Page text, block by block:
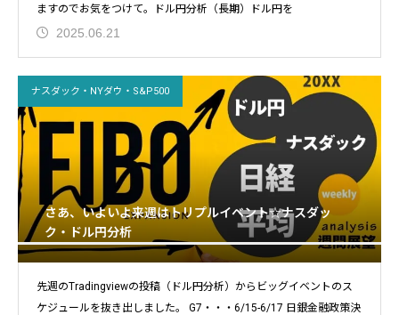
ますのでお気をつけて。ドル円分析（長期）ドル円を
2025.06.21
ナスダック・NYダウ・S&P500
さあ、いよいよ来週はトリプルイベント☆ナスダッ
ク・ドル円分析
先週のTradingviewの投稿（ドル円分析）からビッグイベントのス
ケジュールを抜き出しました。 G7・・・6/15-6/17 日銀金融政策決